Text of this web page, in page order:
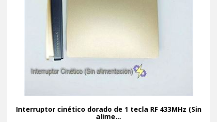
Interruptor cinético dorado de 1 tecla RF 433MHz (Sin
alime...